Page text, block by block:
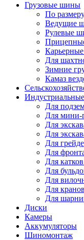
Грузовые шины
По
Ведущие
Рулевые
Для
Зимние
Камаз
Для
Для мини-
Для
Для
Для
Для
Для
Для
Для
Для кранов
Для
Диски
Камеры
Аккумуляторы
Шиномонтаж